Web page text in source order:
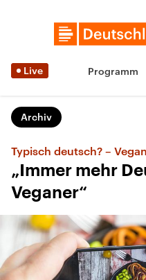
Live Programm
Archiv
Typisch deutsch? –
„Immer mehr
Veganer“